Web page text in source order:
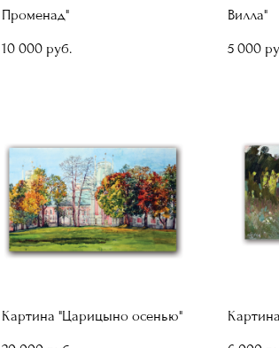
Променад"
10 000 pуб.
Вилла"
5 000
Картина "Царицыно осенью"